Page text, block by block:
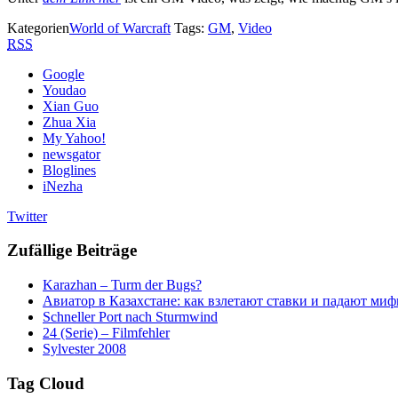
KategorienWorld of Warcraft Tags: GM, Video
RSS
Google
Youdao
Xian Guo
Zhua Xia
My Yahoo!
newsgator
Bloglines
iNezha
Twitter
Zufällige Beiträge
Karazhan – Turm der Bugs?
Авиатор в Казахстане: как взлетают ставки и падают
Schneller Port nach Sturmwind
24 (Serie) – Filmfehler
Sylvester 2008
Tag Cloud